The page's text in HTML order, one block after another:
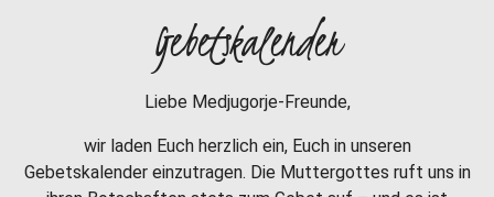
Gebetskalender
Liebe Medjugorje-Freunde,
wir laden Euch herzlich ein, Euch in unseren
Gebetskalender einzutragen. Die Muttergottes ruft uns in